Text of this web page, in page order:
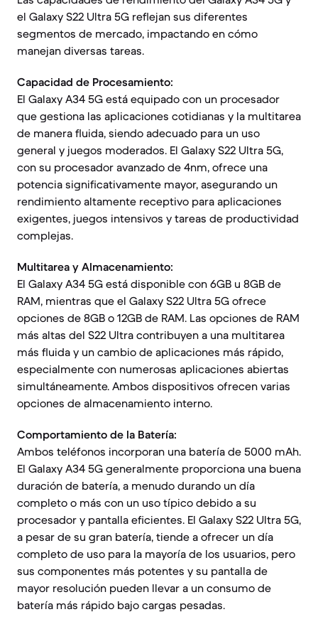
el Galaxy S22 Ultra 5G reflejan sus diferentes
segmentos de mercado, impactando en cómo
manejan diversas tareas.
Capacidad de Procesamiento:
El Galaxy A34 5G está equipado con un procesador
que gestiona las aplicaciones cotidianas y la multitarea
de manera fluida, siendo adecuado para un uso
general y juegos moderados. El Galaxy S22 Ultra 5G,
con su procesador avanzado de 4nm, ofrece una
potencia significativamente mayor, asegurando un
rendimiento altamente receptivo para aplicaciones
exigentes, juegos intensivos y tareas de productividad
complejas.
Multitarea y Almacenamiento:
El Galaxy A34 5G está disponible con 6GB u 8GB de
RAM, mientras que el Galaxy S22 Ultra 5G ofrece
opciones de 8GB o 12GB de RAM. Las opciones de RAM
más altas del S22 Ultra contribuyen a una multitarea
más fluida y un cambio de aplicaciones más rápido,
especialmente con numerosas aplicaciones abiertas
simultáneamente. Ambos dispositivos ofrecen varias
opciones de almacenamiento interno.
Comportamiento de la Batería:
Ambos teléfonos incorporan una batería de 5000 mAh.
El Galaxy A34 5G generalmente proporciona una buena
duración de batería, a menudo durando un día
completo o más con un uso típico debido a su
procesador y pantalla eficientes. El Galaxy S22 Ultra 5G,
a pesar de su gran batería, tiende a ofrecer un día
completo de uso para la mayoría de los usuarios, pero
sus componentes más potentes y su pantalla de
mayor resolución pueden llevar a un consumo de
batería más rápido bajo cargas pesadas.